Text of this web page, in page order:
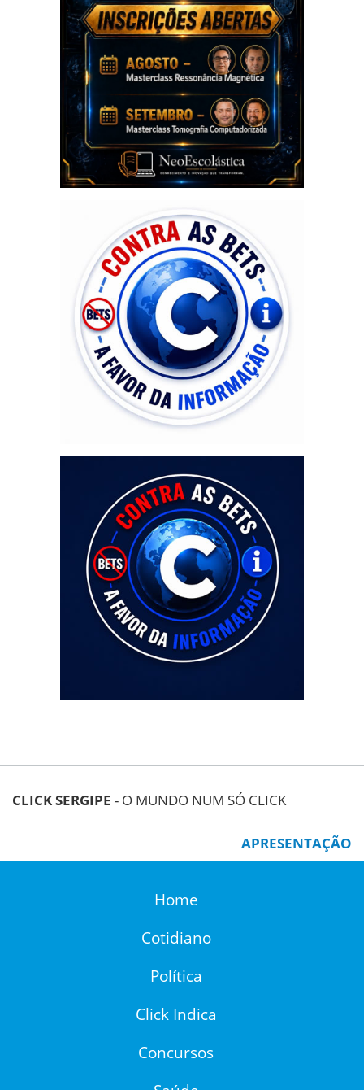
CLICK SERGIPE - O MUNDO NUM SÓ CLICK
APRESENTAÇÃO
Home
Cotidiano
Política
Click Indica
Concursos